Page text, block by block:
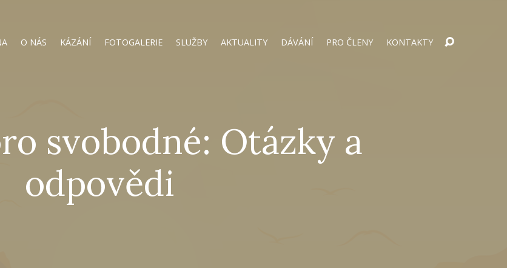
O NÁS KÁZÁNÍ FOTOGALERIE SLUŽBY AKTUALITY DÁVÁNÍ PRO ČLENY KONTAKTY
svobodné: Otázky a
odpovědi